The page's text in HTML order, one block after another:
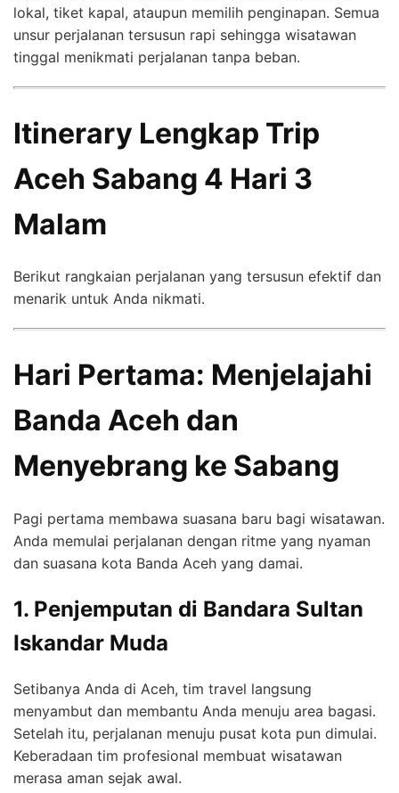
lokal, tiket kapal, ataupun memilih penginapan. Semua
unsur perjalanan tersusun rapi sehingga wisatawan
tinggal menikmati perjalanan tanpa beban.
Itinerary Lengkap Trip
Aceh Sabang 4 Hari 3
Malam
Berikut rangkaian perjalanan yang tersusun efektif dan
menarik untuk Anda nikmati.
Hari Pertama: Menjelajahi
Banda Aceh dan
Menyebrang ke Sabang
Pagi pertama membawa suasana baru bagi wisatawan.
Anda memulai perjalanan dengan ritme yang nyaman
dan suasana kota Banda Aceh yang damai.
1. Penjemputan di Bandara Sultan
Iskandar Muda
Setibanya Anda di Aceh, tim travel langsung
menyambut dan membantu Anda menuju area bagasi.
Setelah itu, perjalanan menuju pusat kota pun dimulai.
Keberadaan tim profesional membuat wisatawan
merasa aman sejak awal.